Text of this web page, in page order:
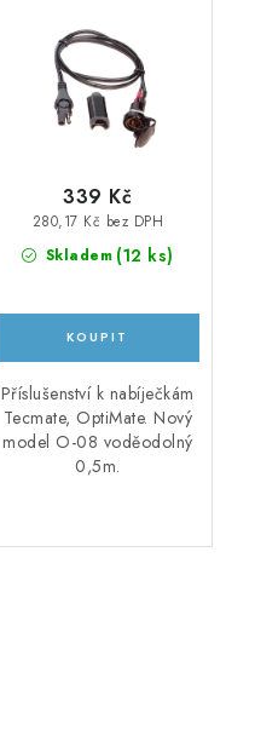
Skladem (12 ks)
280,17 Kč bez DPH
339 Kč
Příslušenství k nabíječkám
Tecmate, OptiMate. Nový
model O-08 voděodolný
0,5m.